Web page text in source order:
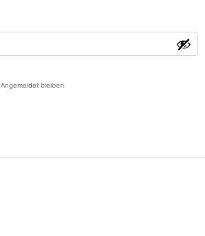
Angemeldet bleiben